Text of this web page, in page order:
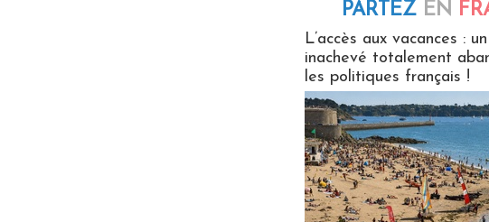
PARTEZ EN
L’accès aux vacances :
inachevé totalement
les politiques français !